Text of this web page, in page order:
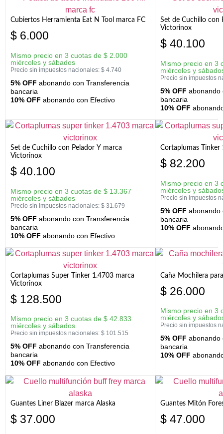
Cubiertos Herramienta Eat N Tool marca FC
$ 6.000
Mismo precio en 3 cuotas de $ 2.000
miércoles y sábados
Precio sin impuestos nacionales: $ 4.740
5% OFF abonando con Transferencia
bancaria
10% OFF abonando con Efectivo
Set de Cuchillo con
Victorinox
$ 40.100
Mismo precio en 3
miércoles y
Precio sin impuestos
5% OFF abonando
bancaria
10% OFF
Set de Cuchillo con Pelador Y marca
Victorinox
$ 40.100
Mismo precio en 3 cuotas de $ 13.367
miércoles y sábados
Precio sin impuestos nacionales: $ 31.679
5% OFF abonando con Transferencia
bancaria
10% OFF abonando con Efectivo
Cortaplumas
$ 82.200
Mismo precio en 3
miércoles y
Precio sin impuestos
5% OFF abonando
bancaria
10% OFF
Cortaplumas Super Tinker 1.4703 marca
Victorinox
$ 128.500
Mismo precio en 3 cuotas de $ 42.833
miércoles y sábados
Precio sin impuestos nacionales: $ 101.515
5% OFF abonando con Transferencia
bancaria
10% OFF abonando con Efectivo
Caña Mochilera
$ 26.000
Mismo precio en 3
miércoles y
Precio sin impuestos
5% OFF abonando
bancaria
10% OFF
Guantes Liner Blazer marca Alaska
$ 37.000
Guantes Mitón
$ 47.000